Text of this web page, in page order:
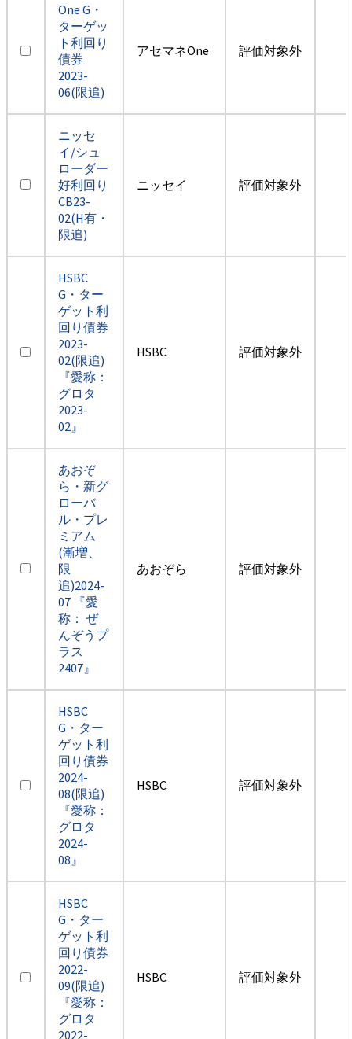
One G・
ターゲッ
ト利回り
債券
2023-
06(限追)
アセマネOne 評価対象外
ニッセ
イ/シュ
ローダー
好利回り
CB23-
02(H有・
限追)
ニッセイ 評価対象外
HSBC
G・ター
ゲット利
回り債券
2023-
02(限追)
『愛称：
グロタ
2023-
02』
HSBC 評価対象外
あおぞ
ら・新グ
ローバ
ル・プレ
ミアム
(漸増、
限
追)2024-
07 『愛
称： ぜ
んぞうプ
ラス
2407』
あおぞら 評価対象外
HSBC
G・ター
ゲット利
回り債券
2024-
08(限追)
『愛称：
グロタ
2024-
08』
HSBC 評価対象外
HSBC
G・ター
ゲット利
回り債券
2022-
09(限追)
『愛称：
グロタ
2022-
HSBC 評価対象外